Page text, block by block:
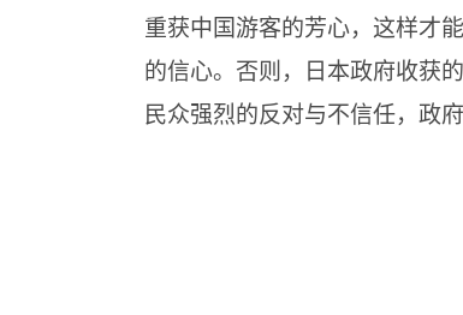
重获中国游客的芳心，这样才
的信心。否则，日本政府收获
民众强烈的反对与不信任，政